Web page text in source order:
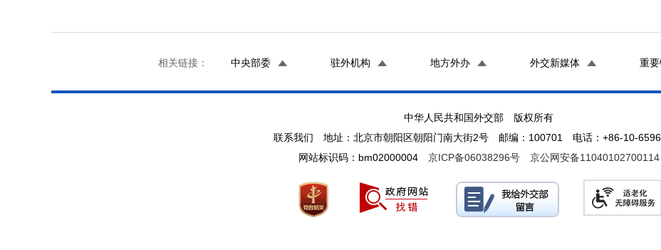
相关链接： 中央部委 驻外机构 地方外办 外交新媒体 重
中华人民共和国外交部 版权所有
联系我们 地址：北京市朝阳区朝阳门南大街2号 邮编：100701 电话：+86-10-
网站标识码：bm02000004 京ICP备06038296号 京公网安备11040102700114